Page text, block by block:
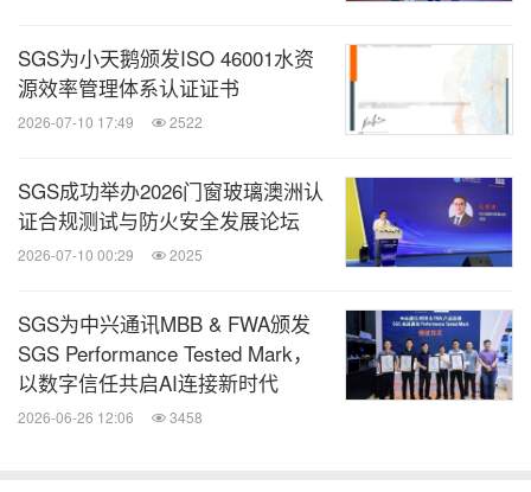
Bluesign和Nutrasource等备受信赖的专业品牌，
SGS用诚信可靠的服务提升商业信心，助力企业繁荣
发展。
SGS在瑞士证券交易所公开上市，股票代码为SGSN
(ISIN CH1256740924, Reuters SGSN.S, Bloomberg
SGS通标标准技术服务有限公司 SGS通标）由
SGS集团和隶属于国家市场监督管理总局系统的中
国标准科技集团合资成立于
SGS为小天鹅颁发ISO 46001水资
源效率管理体系认证证书
2026-07-10 17:49 2522
SGS成功举办2026门窗玻璃澳洲认
证合规测试与防火安全发展论坛
2026-07-10 00:29 2025
SGS为中兴通讯MBB & FWA颁发
SGS Performance Tested Mark，
以数字信任共启AI连接新时代
2026-06-26 12:06 3458